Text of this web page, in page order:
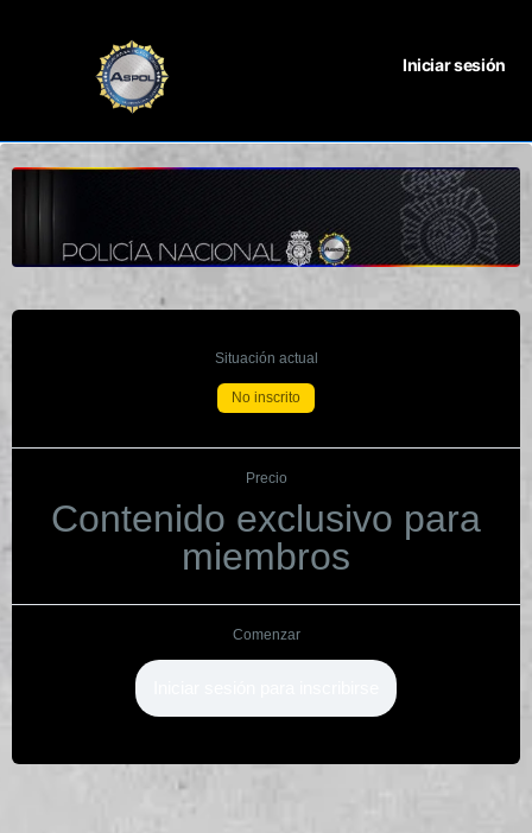
Iniciar sesión
Situación actual
No inscrito
Precio
Contenido exclusivo para
miembros
Comenzar